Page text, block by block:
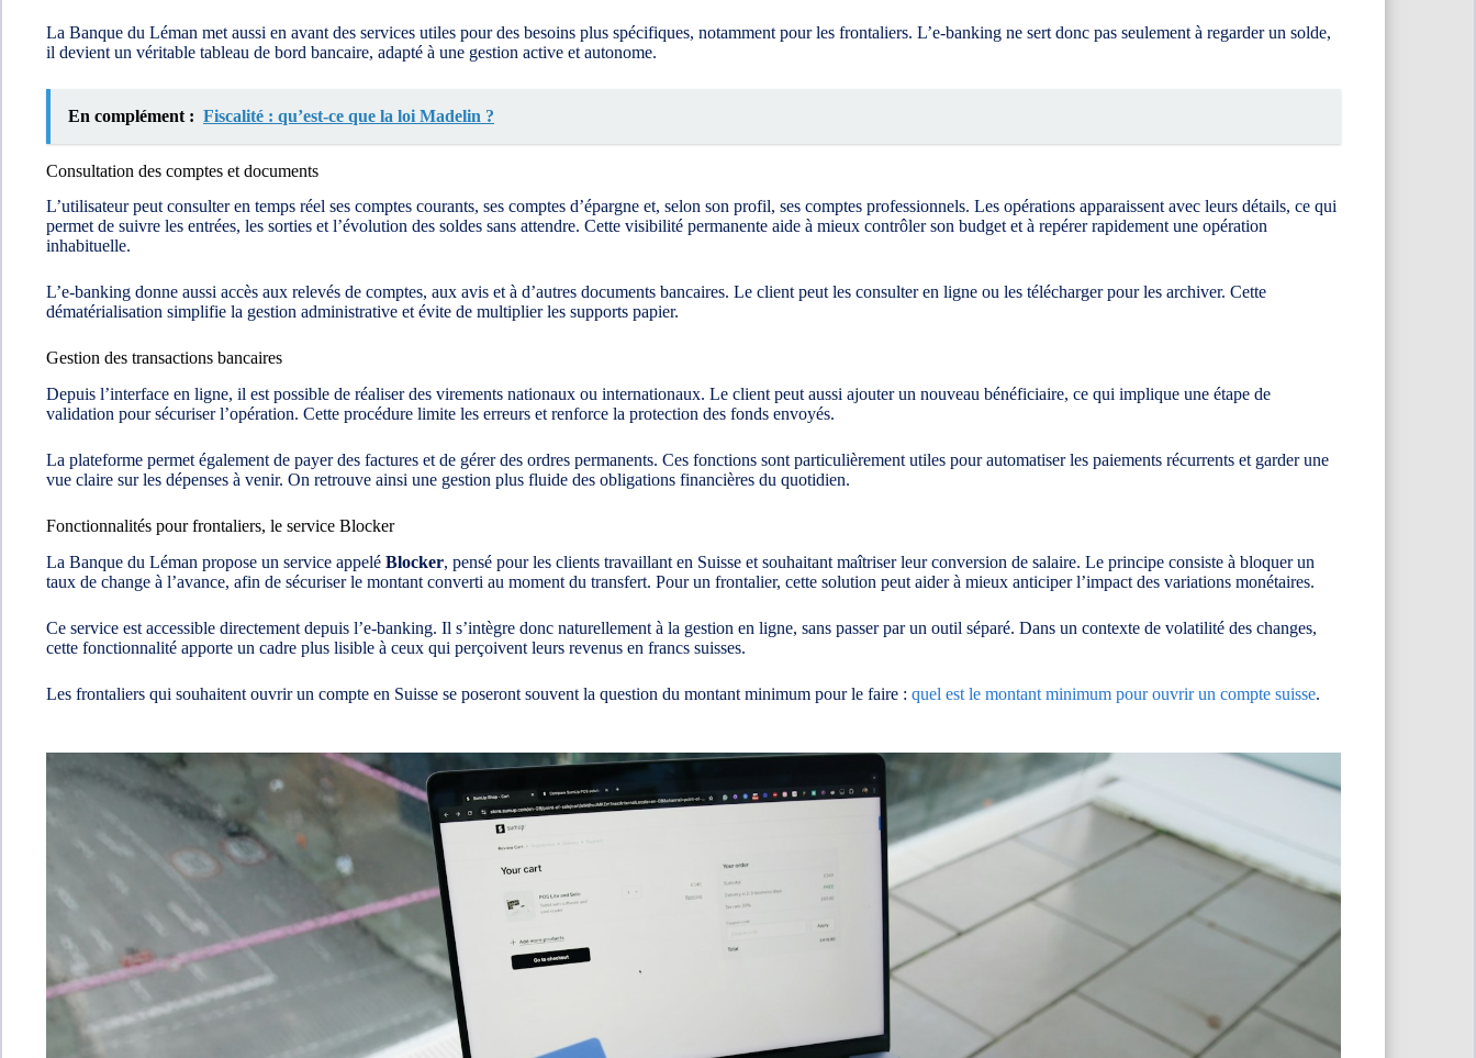
La Banque du Léman met aussi en avant des services utiles pour des besoins plus spécifiques, notamment pour les frontaliers. L’e-banking ne sert donc pas seulement à regarder un solde,
il devient un véritable tableau de bord bancaire, adapté à une gestion active et autonome.
En complément : Fiscalité : qu’est-ce que la loi Madelin ?
Consultation des comptes et documents
L’utilisateur peut consulter en temps réel ses comptes courants, ses comptes d’épargne et, selon son profil, ses comptes professionnels. Les opérations apparaissent avec leurs détails, ce qui
permet de suivre les entrées, les sorties et l’évolution des soldes sans attendre. Cette visibilité permanente aide à mieux contrôler son budget et à repérer rapidement une opération
inhabituelle.
L’e-banking donne aussi accès aux relevés de comptes, aux avis et à d’autres documents bancaires. Le client peut les consulter en ligne ou les télécharger pour les archiver. Cette
dématérialisation simplifie la gestion administrative et évite de multiplier les supports papier.
Gestion des transactions bancaires
Depuis l’interface en ligne, il est possible de réaliser des virements nationaux ou internationaux. Le client peut aussi ajouter un nouveau bénéficiaire, ce qui implique une étape de
validation pour sécuriser l’opération. Cette procédure limite les erreurs et renforce la protection des fonds envoyés.
La plateforme permet également de payer des factures et de gérer des ordres permanents. Ces fonctions sont particulièrement utiles pour automatiser les paiements récurrents et garder une
vue claire sur les dépenses à venir. On retrouve ainsi une gestion plus fluide des obligations financières du quotidien.
Fonctionnalités pour frontaliers, le service Blocker
La Banque du Léman propose un service appelé Blocker, pensé pour les clients travaillant en Suisse et souhaitant maîtriser leur conversion de salaire. Le principe consiste à bloquer un
taux de change à l’avance, afin de sécuriser le montant converti au moment du transfert. Pour un frontalier, cette solution peut aider à mieux anticiper l’impact des variations monétaires.
Ce service est accessible directement depuis l’e-banking. Il s’intègre donc naturellement à la gestion en ligne, sans passer par un outil séparé. Dans un contexte de volatilité des changes,
cette fonctionnalité apporte un cadre plus lisible à ceux qui perçoivent leurs revenus en francs suisses.
Les frontaliers qui souhaitent ouvrir un compte en Suisse se poseront souvent la question du montant minimum pour le faire : quel est le montant minimum pour ouvrir un compte suisse.